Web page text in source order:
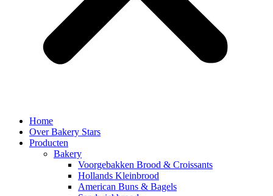
Home
Over Bakery Stars
Producten
Bakery
Voorgebakken Brood & Croissants
Hollands Kleinbrood
American Buns & Bagels